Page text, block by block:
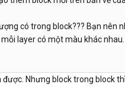
có trong block??? Bạn nên
layer có một màu khác
Nhưng block trong block